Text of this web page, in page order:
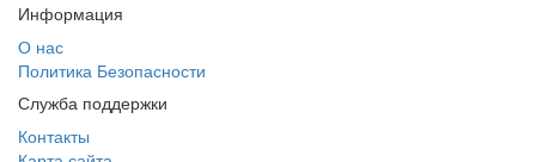
Информация
О нас
Политика Безопасности
Служба поддержки
Контакты